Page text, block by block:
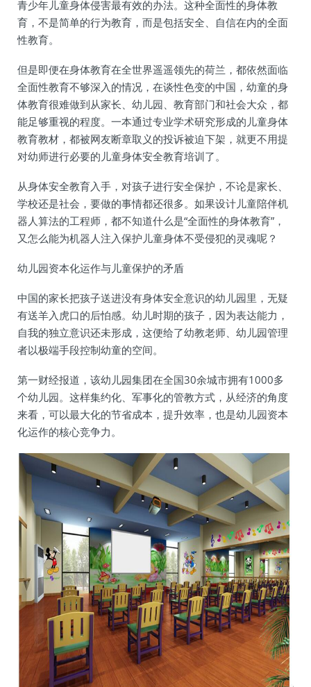
青少年儿童身体侵害最有效的办法。这种全面性的身体教
育，不是简单的行为教育，而是包括安全、自信在内的全面
性教育。
但是即便在身体教育在全世界遥遥领先的荷兰，都依然面临
全面性教育不够深入的情况，在谈性色变的中国，幼童的身
体教育很难做到从家长、幼儿园、教育部门和社会大众，都
能足够重视的程度。一本通过专业学术研究形成的儿童身体
教育教材，都被网友断章取义的投诉被迫下架，就更不用提
对幼师进行必要的儿童身体安全教育培训了。
从身体安全教育入手，对孩子进行安全保护，不论是家长、
学校还是社会，要做的事情都还很多。如果设计儿童陪伴机
器人算法的工程师，都不知道什么是“全面性的身体教育”，
又怎么能为机器人注入保护儿童身体不受侵犯的灵魂呢？
幼儿园资本化运作与儿童保护的矛盾
中国的家长把孩子送进没有身体安全意识的幼儿园里，无疑
有送羊入虎口的后怕感。幼儿时期的孩子，因为表达能力，
自我的独立意识还未形成，这便给了幼教老师、幼儿园管理
者以极端手段控制幼童的空间。
第一财经报道，该幼儿园集团在全国30余城市拥有1000多
个幼儿园。这样集约化、军事化的管教方式，从经济的角度
来看，可以最大化的节省成本，提升效率，也是幼儿园资本
化运作的核心竞争力。